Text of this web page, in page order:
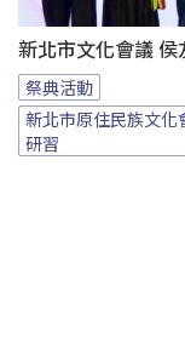
新北市文化會議
祭典活動
新北市原住民族文
研習